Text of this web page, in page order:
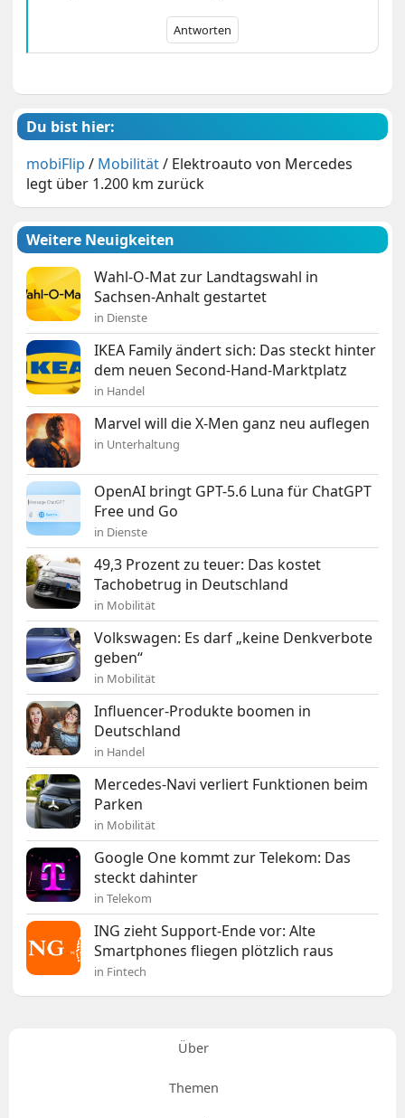
Antworten
Du bist hier:
mobiFlip / Mobilität/ Elektroauto von Mercedes
legt über 1.200 km zurück
Weitere Neuigkeiten
Wahl-O-Mat zur Landtagswahl in
Sachsen-Anhalt gestartet
in Dienste
IKEA Family ändert sich: Das steckt hinter
dem neuen Second-Hand-Marktplatz
in Handel
Marvel will die X-Men ganz neu auflegen
in Unterhaltung
OpenAI bringt GPT-5.6 Luna für ChatGPT
Free und Go
in Dienste
49,3 Prozent zu teuer: Das kostet
Tachobetrug in Deutschland
in Mobilität
Volkswagen: Es darf „keine Denkverbote
geben“
in Mobilität
Influencer-Produkte boomen in
Deutschland
in Handel
Mercedes-Navi verliert Funktionen beim
Parken
in Mobilität
Google One kommt zur Telekom: Das
steckt dahinter
in Telekom
ING zieht Support-Ende vor: Alte
Smartphones fliegen plötzlich raus
in Fintech
Über
Themen